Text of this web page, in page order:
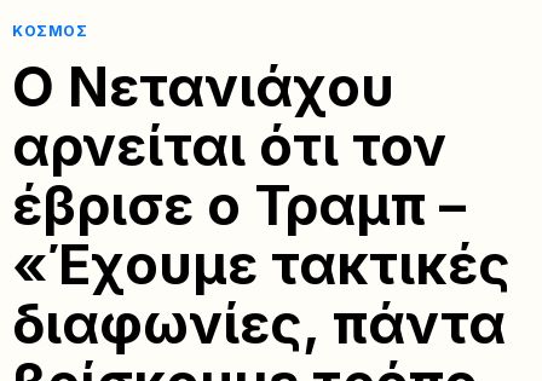
ΚΌΣΜΟΣ
Ο Νετανιάχου
αρνείται ότι τον
έβρισε ο Τραμπ –
«Έχουμε τακτικές
διαφωνίες, πάντα